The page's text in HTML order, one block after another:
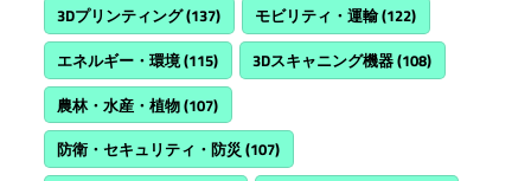
3Dプリンティング(137) モビリティ・運輸(122)
エネルギー・環境(115) 3Dスキャニング機器(108)
農林・水産・植物(107)
防衛・セキュリティ・防災(107)